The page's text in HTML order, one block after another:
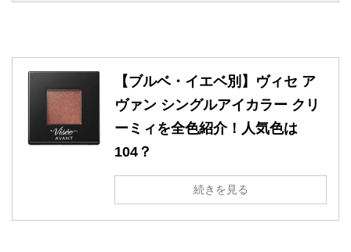
【ブルベ・イエベ別】ヴィセ ア
ヴァン シングルアイカラー クリ
ーミィを全色紹介！人気色は
104？
続きを見る